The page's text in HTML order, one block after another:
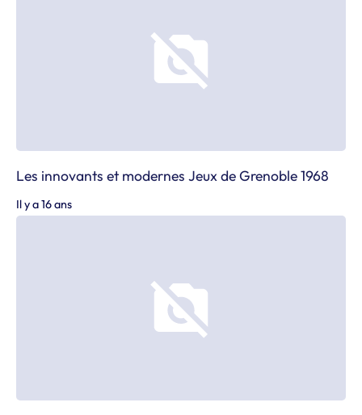
Les innovants et modernes Jeux de Grenoble 1968
Il y a 16 ans